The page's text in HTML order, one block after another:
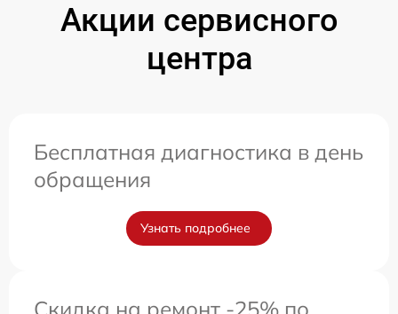
Акции сервисного
центра
Бесплатная диагностика в день
обращения
Узнать подробнее
Скидка на ремонт -25% по